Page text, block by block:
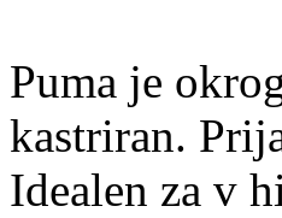
Puma je
kastriran.
Idealen za v